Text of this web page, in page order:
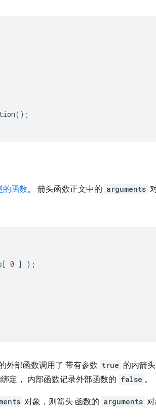
();
的函数。 箭头函数正文中的 arguments
[ 0 ]
);
外部函数调用了 带有参数 true 的内箭
定， 内部函数记录外部函数的 false 。
对象，则箭头 函数的 arguments